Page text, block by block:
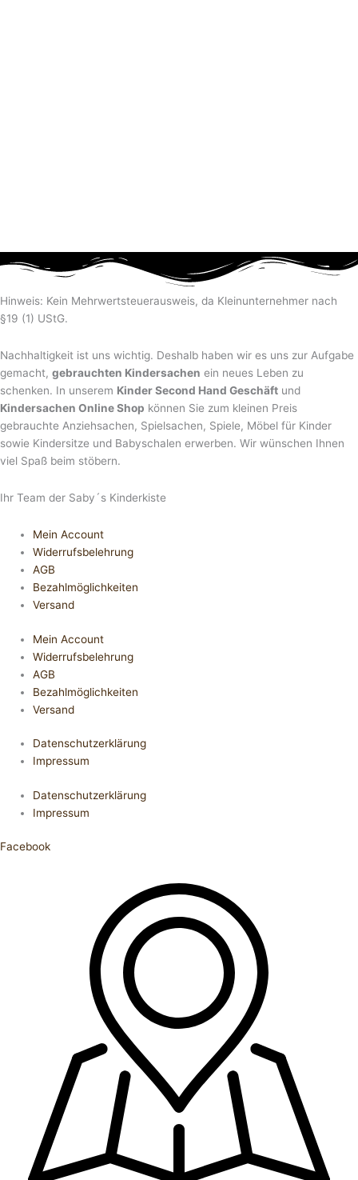
Hinweis: Kein Mehrwertsteuerausweis, da Kleinunternehmer nach
§19 (1) UStG.
Nachhaltigkeit ist uns wichtig. Deshalb haben wir es uns zur Aufgabe
gemacht, gebrauchten Kindersachen ein neues Leben zu
schenken. In unserem Kinder Second Hand Geschäft und
Kindersachen Online Shop können Sie zum kleinen Preis
gebrauchte Anziehsachen, Spiel­sachen, Spiele, Möbel für Kinder
sowie Kindersitze und Babyschalen erwerben. Wir wünschen Ihnen
viel Spaß beim stöbern.
Ihr Team der Saby´s Kinderkiste
Mein Account
Widerrufsbelehrung
AGB
Bezahlmöglichkeiten
Versand
Mein Account
Widerrufsbelehrung
AGB
Bezahlmöglichkeiten
Versand
Datenschutzerklärung
Impressum
Datenschutzerklärung
Impressum
Facebook